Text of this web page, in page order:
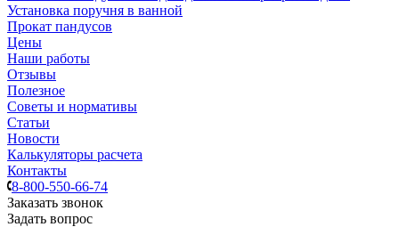
Установка поручня в ванной
Прокат пандусов
Цены
Наши работы
Отзывы
Полезное
Советы и нормативы
Статьи
Новости
Калькуляторы расчета
Контакты
8-800-550-66-74
Заказать звонок
Задать вопрос